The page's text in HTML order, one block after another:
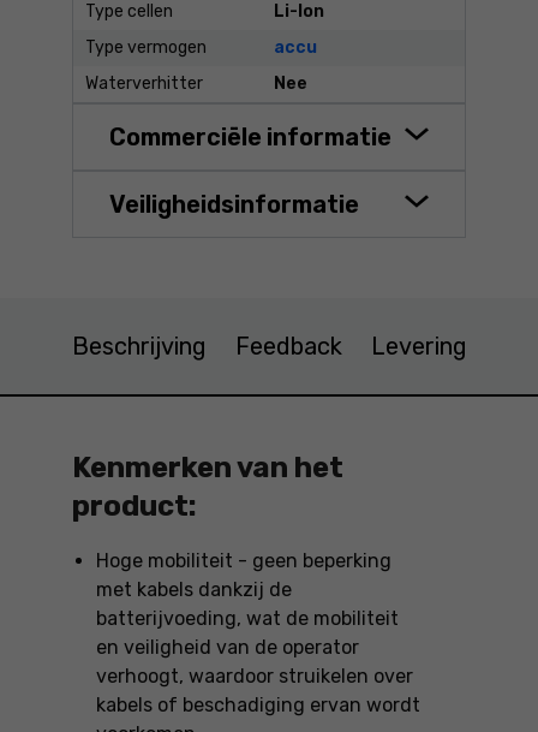
Type cellen
Li-Ion
Type vermogen
accu
Waterverhitter
Nee
Commerciële informatie
Veiligheidsinformatie
Beschrijving Feedback Levering
Kenmerken van het
product:
Hoge mobiliteit - geen beperking
met kabels dankzij de
batterijvoeding, wat de mobiliteit
en veiligheid van de operator
verhoogt, waardoor struikelen over
kabels of beschadiging ervan wordt